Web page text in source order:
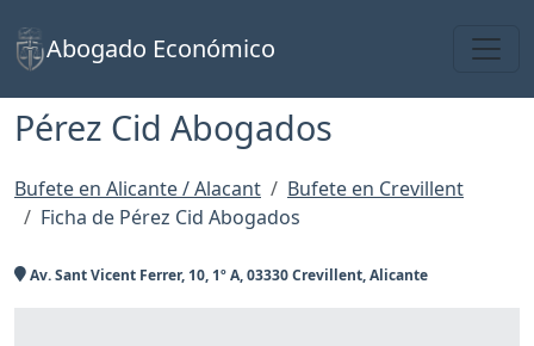
Abogado Económico
Pérez Cid Abogados
Bufete en Alicante / Alacant
Bufete en Crevillent
Ficha de Pérez Cid Abogados
Av. Sant Vicent Ferrer, 10, 1º A, 03330 Crevillent, Alicante